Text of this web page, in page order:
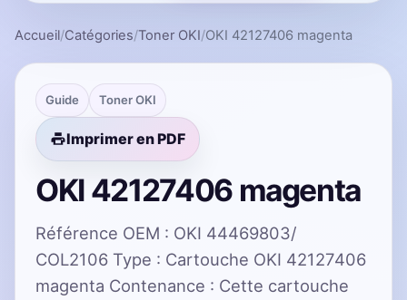
Accueil/Catégories/Toner OKI/OKI 42127406 magenta
Guide Toner OKI
Imprimer en PDF
OKI 42127406 magenta
Référence OEM : OKI 44469803/
COL2106 Type : Cartouche OKI 42127406
magenta Contenance : Cette cartouche